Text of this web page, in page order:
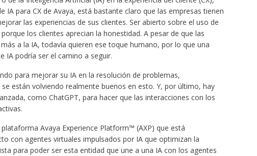
IA para CX de Avaya, está bastante claro que las empresas tienen
las experiencias de sus clientes. Ser abierto sobre el uso de
los clientes aprecian la honestidad. A pesar de que las
a la IA, todavía quieren ese toque humano, por lo que una
IA podría ser el camino a seguir.
para mejorar su IA en la resolución de problemas,
están volviendo realmente buenos en esto. Y, por último, hay
como ChatGPT, para hacer que las interacciones con los
Avaya Experience Platform™ (AXP) que está
con agentes virtuales impulsados por IA que optimizan la
para poder ser esta entidad que une a una IA con los agentes